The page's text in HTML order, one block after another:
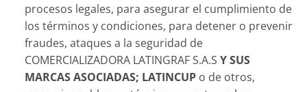
procesos legales, para asegurar el cumplimiento de
los términos y condiciones, para detener o prevenir
fraudes, ataques a la seguridad de
COMERCIALIZADORA LATINGRAF S.A.S Y SUS
MARCAS ASOCIADAS; LATINCUPo de otros,